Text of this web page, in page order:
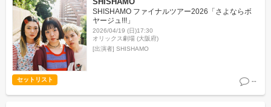
SHISHAMO ファイナルツアー2026「さよならボ
ヤージュ!!!」
2026/04/19 (日)17:30
オリックス劇場 (大阪府)
[出演者] SHISHAMO
セットリスト --